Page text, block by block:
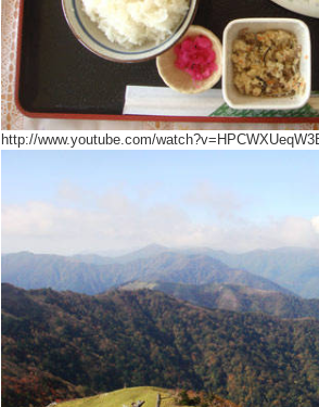
http://www.youtube.com/